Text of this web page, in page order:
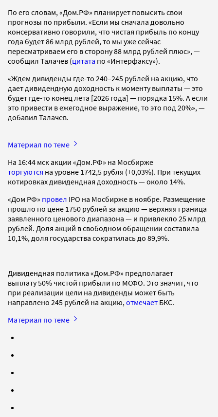
По его словам, «Дом.РФ» планирует повысить свои
прогнозы по прибыли. «Если мы сначала довольно
консервативно говорили, что чистая прибыль по концу
года будет 86 млрд рублей, то мы уже сейчас
пересматриваем его в сторону 88 млрд рублей плюс», —
сообщил Талачев (цитата по «Интерфаксу»).
«Ждем дивиденды где-то 240–245 рублей на акцию, что
дает дивидендную доходность к моменту выплаты — это
будет где-то конец лета [2026 года] — порядка 15%. А если
это привести в ежегодное выражение, то это под 20%», —
добавил Талачев.
Материал по теме
На 16:44 мск акции «Дом.РФ» на Мосбирже
торгуются на уровне 1742,5 рубля (+0,03%). При текущих
котировках дивидендная доходность — около 14%.
«Дом РФ» провел IPO на Мосбирже в ноябре. Размещение
прошло по цене 1750 рублей за акцию — верхняя граница
заявленного ценового диапазона — и привлекло 25 млрд
рублей. Доля акций в свободном обращении составила
10,1%, доля государства сократилась до 89,9%.
Дивидендная политика «Дом.РФ» предполагает
выплату 50% чистой прибыли по МСФО. Это значит, что
при реализации цели на дивиденды может быть
направлено 245 рублей на акцию, отмечает БКС.
Материал по теме